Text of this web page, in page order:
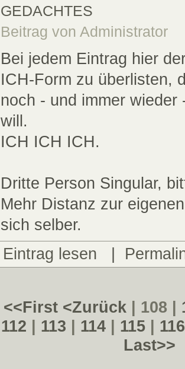
GEDACHTES
Beitrag von Administrator
Bei jedem Eintrag hier
ICH-Form zu überlisten,
noch - und immer wieder
will.
ICH ICH ICH.
Dritte Person Singular,
Mehr Distanz zur
sich selber.
Eintrag lesen
|
<<First <Zurück | 108 |
112 | 113 | 114 | 115 | 116
Last>>